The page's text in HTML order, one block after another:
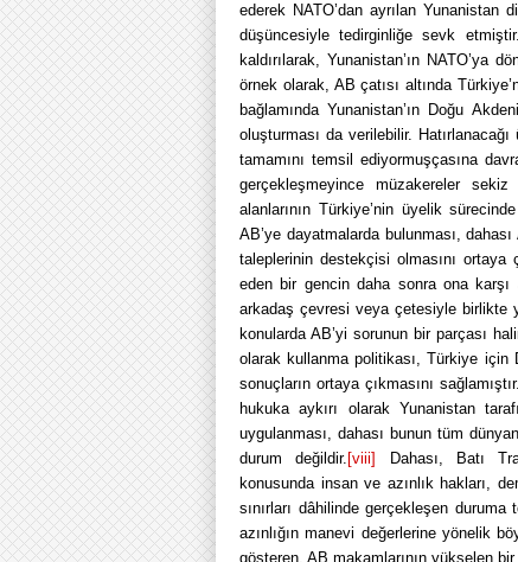
ederek NATO’dan ayrılan Yunanistan
düşüncesiyle tedirginliğe sevk
kaldırılarak, Yunanistan’ın NATO’ya
örnek olarak, AB çatısı altında
bağlamında Yunanistan’ın Doğu
oluşturması da verilebilir.
tamamını temsil ediyormuşçasına
gerçekleşmeyince müzakereler sekiz
alanlarının Türkiye’nin üyelik
AB’ye dayatmalarda bulunması,
taleplerinin destekçisi olmasını ortaya
eden bir gencin daha sonra ona
arkadaş çevresi veya çetesiyle birlikte
konularda AB’yi sorunun bir parçası
olarak kullanma politikası, Türkiye için
sonuçların ortaya çıkmasını
hukuka aykırı olarak Yunanistan
uygulanması, dahası bunun tüm
durum değildir. [viii]
Dahası, Batı
konusunda insan ve azınlık hakları,
sınırları dâhilinde gerçekleşen
azınlığın manevi değerlerine yönelik
gösteren, AB makamlarının yükselen